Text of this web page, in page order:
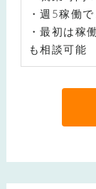
・週5稼働
・最初は稼
も相談可能